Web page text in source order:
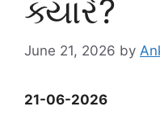
ક્યારે?
June 21, 2026 by
21-06-2026